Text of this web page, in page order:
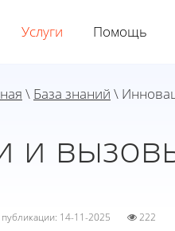
Услуги Помощь
\ База знаний \
и
публикации: 14-11-2025 222